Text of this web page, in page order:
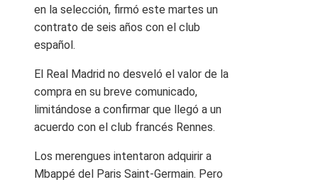
en la selección, firmó este martes un
contrato de seis años con el club
español.
El Real Madrid no desveló el valor de la
compra en su breve comunicado,
limitándose a confirmar que llegó a un
acuerdo con el club francés Rennes.
Los merengues intentaron adquirir a
Mbappé del Paris Saint-Germain. Pero